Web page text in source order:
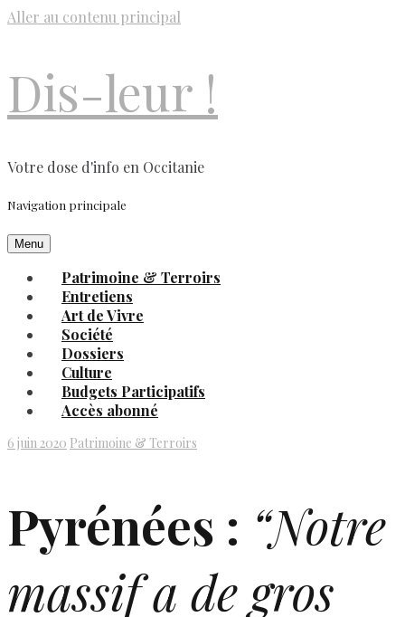
Aller au contenu principal
Dis-leur !
Votre dose d'info en Occitanie
Navigation principale
Menu
Patrimoine & Terroirs
Entretiens
Art de Vivre
Société
Dossiers
Culture
Budgets Participatifs
Accès abonné
6 juin 2020 Patrimoine & Terroirs
Pyrénées : “Notre
massif a de gros